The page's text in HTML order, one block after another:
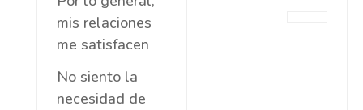
mis relaciones
me satisfacen
No siento la
necesidad de